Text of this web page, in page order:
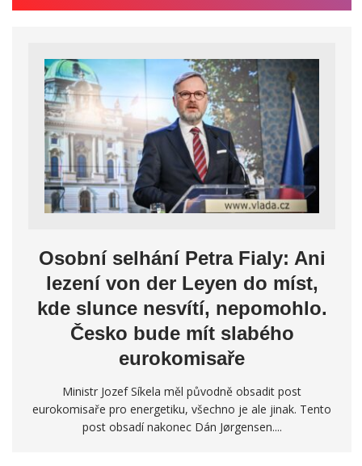
Osobní selhání Petra Fialy: Ani
lezení von der Leyen do míst,
kde slunce nesvítí, nepomohlo.
Česko bude mít slabého
eurokomisaře
Ministr Jozef Síkela měl původně obsadit post
eurokomisaře pro energetiku, všechno je ale jinak. Tento
post obsadí nakonec Dán Jørgensen....